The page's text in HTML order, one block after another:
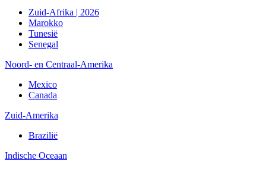
Zuid-Afrika | 2026
Marokko
Tunesië
Senegal
Noord- en Centraal-Amerika
Mexico
Canada
Zuid-Amerika
Brazilië
Indische Oceaan